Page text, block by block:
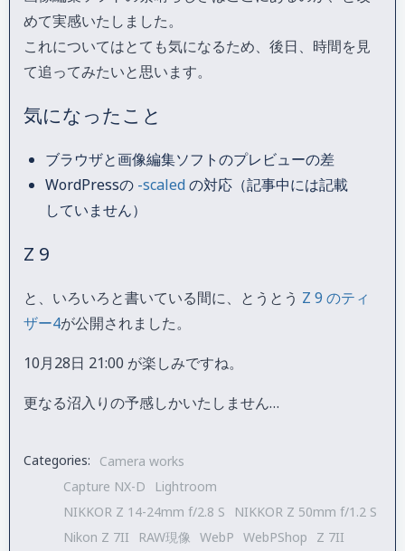
めて実感いたしました。
これについてはとても気になるため、後日、時間を見
て追ってみたいと思います。
気になったこと
ブラウザと画像編集ソフトのプレビューの差
WordPressの -scaledの対応（記事中には記載
していません）
Z 9
と、いろいろと書いている間に、とうとう Z 9 のティ
ザー4が公開されました。
10月28日 21:00 が楽しみですね。
更なる沼入りの予感しかいたしません…
Categories: Camera works
Capture NX-D
Lightroom
NIKKOR Z 14-24mm f/2.8 S
NIKKOR Z 50mm f/1.2 S
Nikon Z 7II
RAW現像 WebP WebPShop
Z 7II